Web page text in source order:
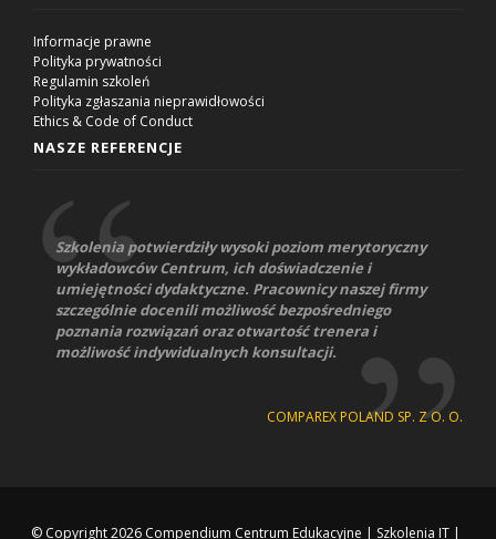
Informacje prawne
Polityka prywatności
Regulamin szkoleń
Polityka zgłaszania nieprawidłowości
Ethics & Code of Conduct
NASZE REFERENCJE
Szkolenia potwierdziły wysoki poziom merytoryczny
wykładowców Centrum, ich doświadczenie i
umiejętności dydaktyczne. Pracownicy naszej firmy
szczególnie docenili możliwość bezpośredniego
poznania rozwiązań oraz otwartość trenera i
możliwość indywidualnych konsultacji.
COMPAREX POLAND SP. Z O. O.
© Copyright 2026 Compendium Centrum Edukacyjne | Szkolenia IT |